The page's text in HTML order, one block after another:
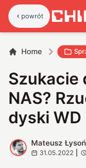
powrót
Home
Szukacie
NAS?
dyski WD
M
Mateusz Łysoń
31.05.2022